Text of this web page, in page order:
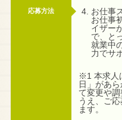
応募方法
お仕事
お仕事
イザー
で、と
就業中
力でサ
※1 本求人
日」があ
て変更や
うえ、ご
ます。